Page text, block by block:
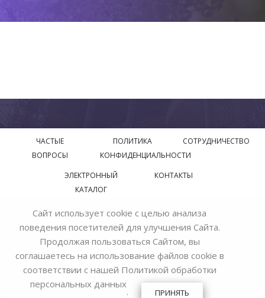
ЧАСТЫЕ
ВОПРОСЫ
ПОЛИТИКА
КОНФИДЕНЦИАЛЬНОСТИ
СОТРУДНИЧЕСТВО
ЭЛЕКТРОННЫЙ
КАТАЛОГ
КОНТАКТЫ
© 2018—2026 Официальный сайт завода производителя
Bohemia Ivele Crystal
Сайт использует cookie с целью анализа
поведения посетителей для улучшения Сайта.
Продолжая пользоваться Сайтом, вы
соглашаетесь на использование файлов cookie в
соответствии с нашей Политикой обработки
персональных данных
. ПРИНЯТЬ